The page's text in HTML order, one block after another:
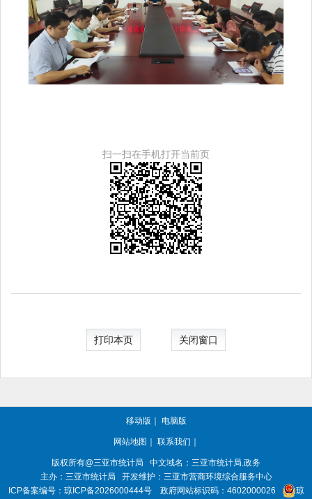
扫一扫在手机打开当前页
打印本页 关闭窗口
移动版 ｜ 电脑版
网站地图 ｜ 联系我们 ｜
版权所有@三亚市统计局
中文域名：三亚市统计局.政务
主办：三亚市统计局
开发维护：三亚市营商环境综合服务中心
ICP备案编号： 琼ICP备2026000444号 政府网站标识码： 4602000026 琼